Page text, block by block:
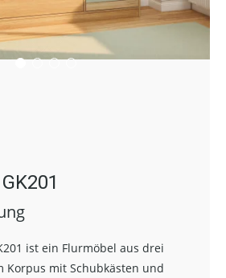
ist ein Flurmöbel aus drei
Korpus mit Schubkästen und